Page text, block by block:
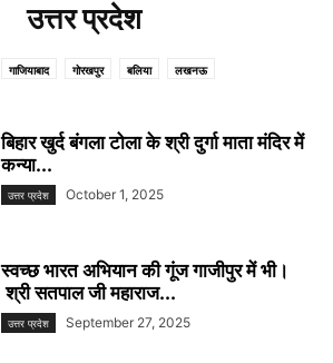
उत्तर प्रदेश
गाजियाबाद गोरखपुर बलिया लखनऊ
बिहार खुर्द बंगला टोला के श्री दुर्गा माता मंदिर में
कन्या...
उत्तर प्रदेश October 1, 2025
स्वच्छ भारत अभियान की गूंज गाजीपुर में भी।
श्री सतपाल जी महाराज...
उत्तर प्रदेश September 27, 2025